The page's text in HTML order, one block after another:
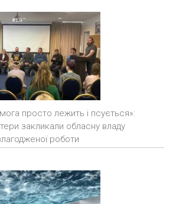
просто лежить і псується»:
закликали обласну владу
роботи